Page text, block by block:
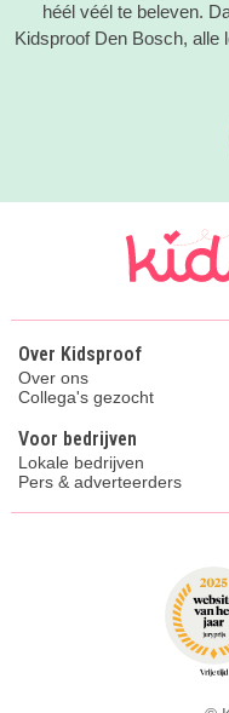
héél véél te beleven.
Kidsproof Den Bosch, alle
Over Kidsproof
Over ons
Collega's gezocht
Voor bedrijven
Lokale bedrijven
Pers & adverteerders